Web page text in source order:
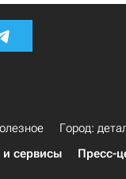
Город:
сервисы Пресс-